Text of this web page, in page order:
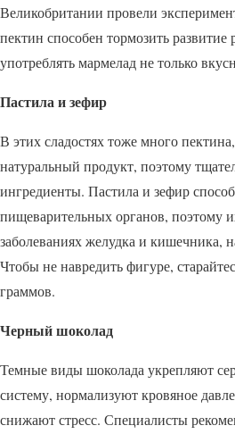
Великобритании провели
пектин способен тормозить развитие
употреблять мармелад не только
Пастила и зефир
В этих сладостях тоже много
натуральный продукт, поэтому
ингредиенты. Пастила и зефир
пищеварительных органов, поэтому
заболеваниях желудка и кишечника,
Чтобы не навредить фигуре,
граммов.
Черный шоколад
Темные виды шоколада укрепляют
систему, нормализуют кровяное
снижают стресс. Специалисты